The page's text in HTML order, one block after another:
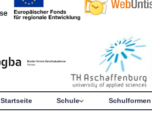
Startseite Schule Schulformen